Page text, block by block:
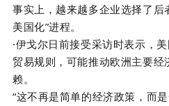
事实上， 越来越多企业选择了
美国化”进程。
·伊戈尔日前接受采访时表示，
贸易规则，可能推动欧洲主要
赖。
“这不再是简单的经济政策，而